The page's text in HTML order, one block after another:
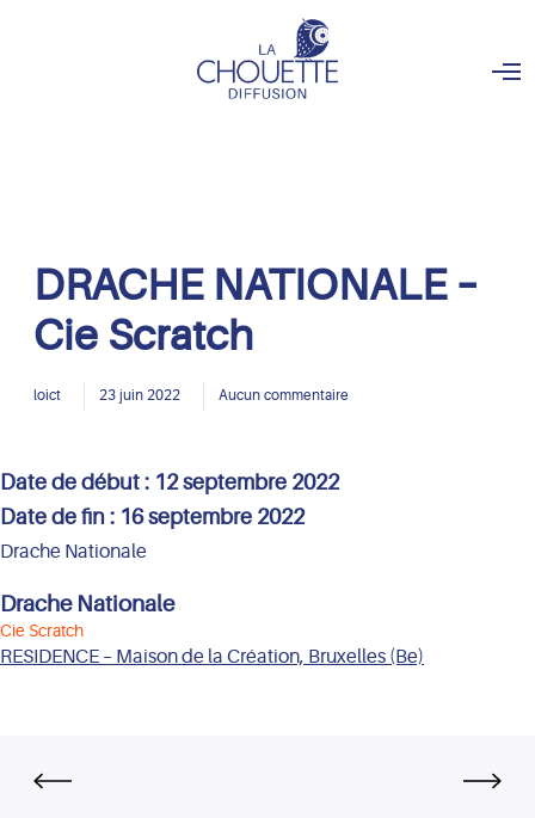
O
DRACHE NATIONALE –
Cie Scratch
loict 23 juin 2022 Aucun commentaire
Date de début : 12 septembre 2022
Date de fin : 16 septembre 2022
Drache Nationale
Drache Nationale
Cie Scratch
RESIDENCE – Maison de la Création, Bruxelles (Be)